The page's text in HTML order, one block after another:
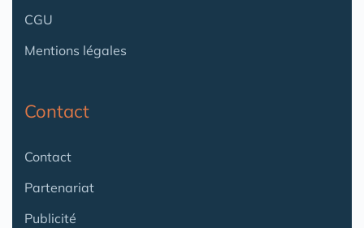
CGU
Mentions légales
Contact
Contact
Partenariat
Publicité